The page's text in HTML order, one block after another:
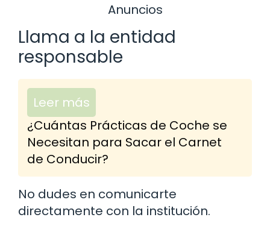
Anuncios
Llama a la entidad
responsable
Leer más
¿Cuántas Prácticas de Coche se
Necesitan para Sacar el Carnet
de Conducir?
No dudes en comunicarte
directamente con la institución.